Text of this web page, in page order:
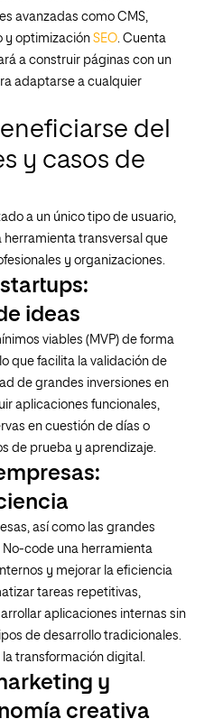
avanzadas como CMS,
y optimización SEO. Cuenta
a construir páginas con un
adaptarse a cualquier
del
y casos de
a un único tipo de usuario,
herramienta transversal que
y organizaciones.
ideas
viables (MVP) de forma
que facilita la validación de
de grandes inversiones en
aplicaciones funcionales,
en cuestión de días o
de prueba y aprendizaje.
así como las grandes
code una herramienta
y mejorar la eficiencia
tareas repetitivas,
aplicaciones internas sin
de desarrollo tradicionales.
la transformación digital.
y
creativa